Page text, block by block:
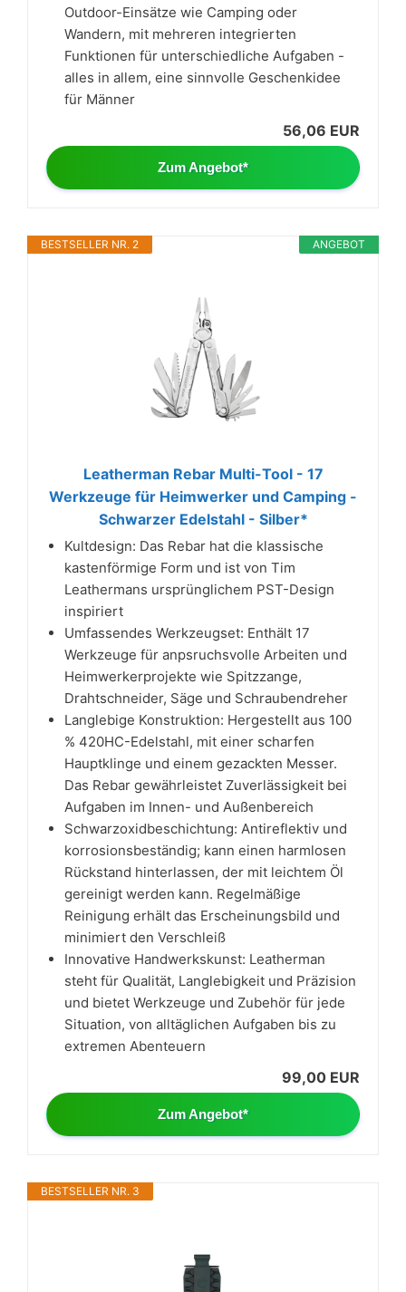
Outdoor-Einsätze wie Camping oder
Wandern, mit mehreren integrierten
Funktionen für unterschiedliche Aufgaben -
alles in allem, eine sinnvolle Geschenkidee
für Männer
56,06 EUR
Zum Angebot*
ANGEBOT
BESTSELLER NR. 2
Leatherman Rebar Multi-Tool - 17
Werkzeuge für Heimwerker und Camping -
Schwarzer Edelstahl - Silber*
Kultdesign: Das Rebar hat die klassische
kastenförmige Form und ist von Tim
Leathermans ursprünglichem PST-Design
inspiriert
Umfassendes Werkzeugset: Enthält 17
Werkzeuge für anpsruchsvolle Arbeiten und
Heimwerkerprojekte wie Spitzzange,
Drahtschneider, Säge und Schraubendreher
Langlebige Konstruktion: Hergestellt aus 100
% 420HC-Edelstahl, mit einer scharfen
Hauptklinge und einem gezackten Messer.
Das Rebar gewährleistet Zuverlässigkeit bei
Aufgaben im Innen- und Außenbereich
Schwarzoxidbeschichtung: Antireflektiv und
korrosionsbeständig; kann einen harmlosen
Rückstand hinterlassen, der mit leichtem Öl
gereinigt werden kann. Regelmäßige
Reinigung erhält das Erscheinungsbild und
minimiert den Verschleiß
Innovative Handwerkskunst: Leatherman
steht für Qualität, Langlebigkeit und Präzision
und bietet Werkzeuge und Zubehör für jede
Situation, von alltäglichen Aufgaben bis zu
extremen Abenteuern
99,00 EUR
Zum Angebot*
BESTSELLER NR. 3